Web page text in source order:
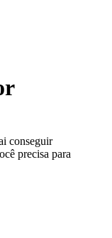
conseguir
precisa para